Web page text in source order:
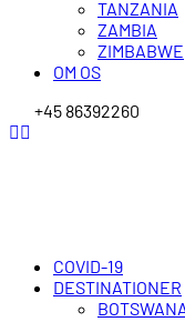
TANZANIA
ZAMBIA
ZIMBABWE
OM OS
+45 86392260
COVID-19
DESTINATIONER